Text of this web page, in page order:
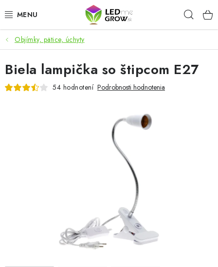
na
AKCIE
LED OSVETLENIE PRE RASTLINY
PESTOVATEĽSKÉ POTREBY
Blog
Predávané značky
Podmienky o ochrane osobných údajov
Objímky, pätice, úchyty
Biela lampička so štipcom E27
54 hodnotení Podrobnosti hodnotenia